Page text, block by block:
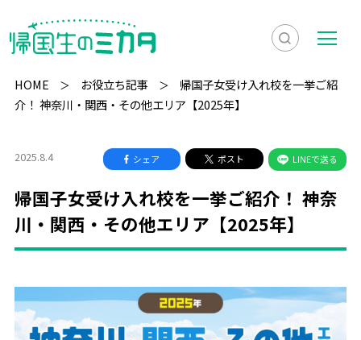
検
索
示
メ
ニ
HOME お役立ち記事
帰国子女受け入れ校を一挙ご紹
介！ 神奈川・関西・その他エリア【2025年】
2025.8.4 シェア ポスト LINEで送る
帰国子女受け入れ校を一挙ご紹介！ 神奈
川・関西・その他エリア【2025年】